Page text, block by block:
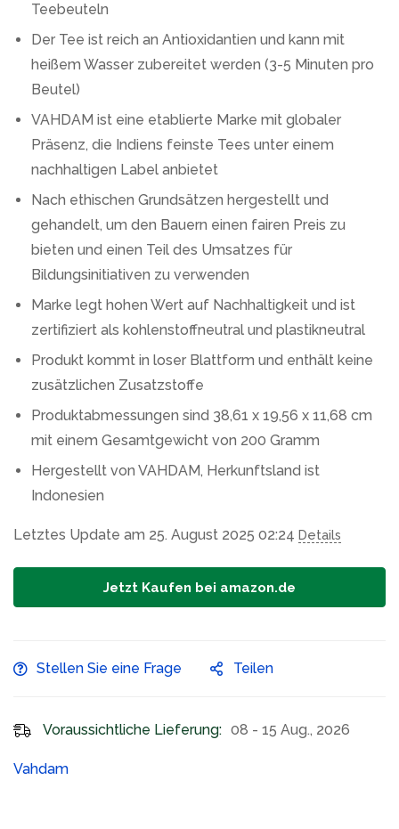
Teebeuteln
Der Tee ist reich an Antioxidantien und kann mit
heißem Wasser zubereitet werden (3-5 Minuten pro
Beutel)
VAHDAM ist eine etablierte Marke mit globaler
Präsenz, die Indiens feinste Tees unter einem
nachhaltigen Label anbietet
Nach ethischen Grundsätzen hergestellt und
gehandelt, um den Bauern einen fairen Preis zu
bieten und einen Teil des Umsatzes für
Bildungsinitiativen zu verwenden
Marke legt hohen Wert auf Nachhaltigkeit und ist
zertifiziert als kohlenstoffneutral und plastikneutral
Produkt kommt in loser Blattform und enthält keine
zusätzlichen Zusatzstoffe
Produktabmessungen sind 38,61 x 19,56 x 11,68 cm
mit einem Gesamtgewicht von 200 Gramm
Hergestellt von VAHDAM, Herkunftsland ist
Indonesien
Letztes Update am 25. August 2025 02:24 Details
Jetzt Kaufen bei amazon.de
Stellen Sie eine Frage Teilen
Voraussichtliche Lieferung: 08 - 15 Aug., 2026
Vahdam